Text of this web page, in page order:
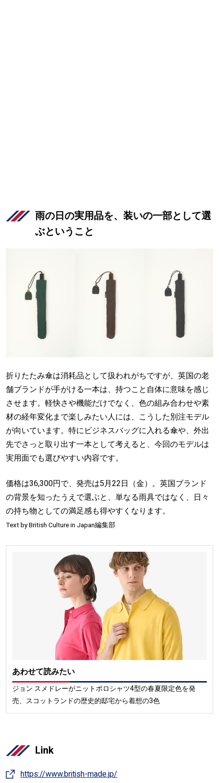
雨の日の実用品を、装いの一部として選
ぶということ
折りたたみ傘は消耗品として扱われがちですが、英国の老
舗ブランドが手がける一本は、持つこと自体に意味を感じ
させます。軽快さや機能だけでなく、色の組み合わせや素
材の経年変化まで楽しみたい人には、こうした別注モデル
が向いています。特にビジネスバッグに入れる傘や、外出
先でさっと取り出す一本として考えると、今回のモデルは
実用面でも選びやすい内容です。
価格は36,300円で、発売は5月22日（金）。英国ブランド
の背景を知ったうえで選ぶと、単なる雨具ではなく、日々
の持ち物としての満足感も得やすくなります。
Text by British Culture in Japan編集部
あわせて読みたい
ジョン スメドレーがニットポロシャツ4型の春夏限定色を発
売、スコットランドの歴史的邸宅から着想の3色
Link
https://www.british-made.jp/